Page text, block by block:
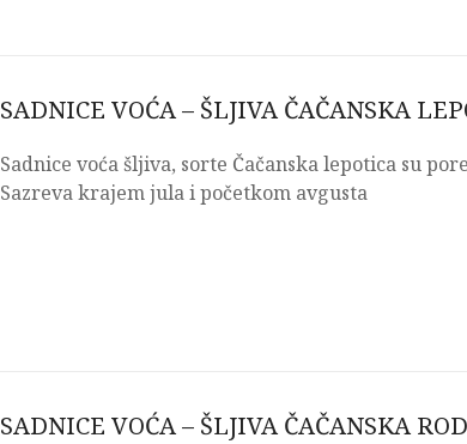
SADNICE VOĆA – ŠLJIVA ČAČANSKA
Sadnice voća šljiva, sorte Čačanska lepotica su
Sazreva krajem jula i početkom avgusta
SADNICE VOĆA – ŠLJIVA ČAČANSKA